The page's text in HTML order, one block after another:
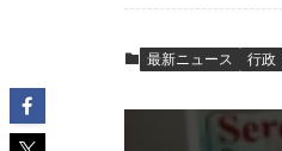
最新ニュース 行政